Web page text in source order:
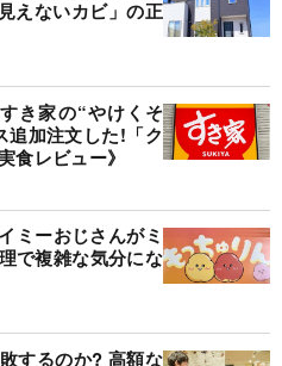
えないカビ」の正
き家の“やけくそ
追加注文した!「ク
食レビュー》
ミーおじさんがミ
で複雑な気分にな
するのか? 高額な